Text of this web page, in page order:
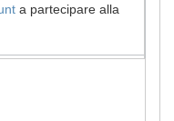
a partecipare alla